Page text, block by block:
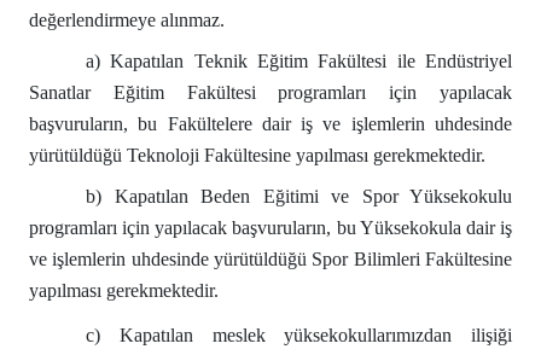
değerlendirmeye alınmaz.
a) Kapatılan Teknik Eğitim Fakültesi ile Endüstriyel
Sanatlar Eğitim Fakültesi programları için yapılacak
başvuruların, bu Fakültelere dair iş ve işlemlerin uhdesinde
yürütüldüğü Teknoloji Fakültesine yapılması gerekmektedir.
b) KapatılanBeden Eğitimi ve Spor Yüksekokulu
programları için yapılacak başvuruların, bu Yüksekokula dair iş
ve işlemlerin uhdesinde yürütüldüğü Spor Bilimleri Fakültesine
yapılması gerekmektedir.
c) Kapatılan meslek yüksekokullarımızdan ilişiği